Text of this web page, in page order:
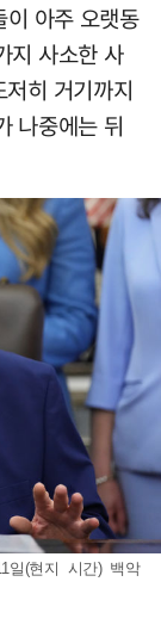
아주 오랫동
지 사소한 사
히 거기까지
나중에는 뒤
일(현지 시간) 백악